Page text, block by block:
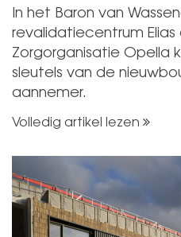
In het Baron van
revalidatiecentrum
Zorgorganisatie Opella
sleutels van de
aannemer.
Volledig artikel lezen